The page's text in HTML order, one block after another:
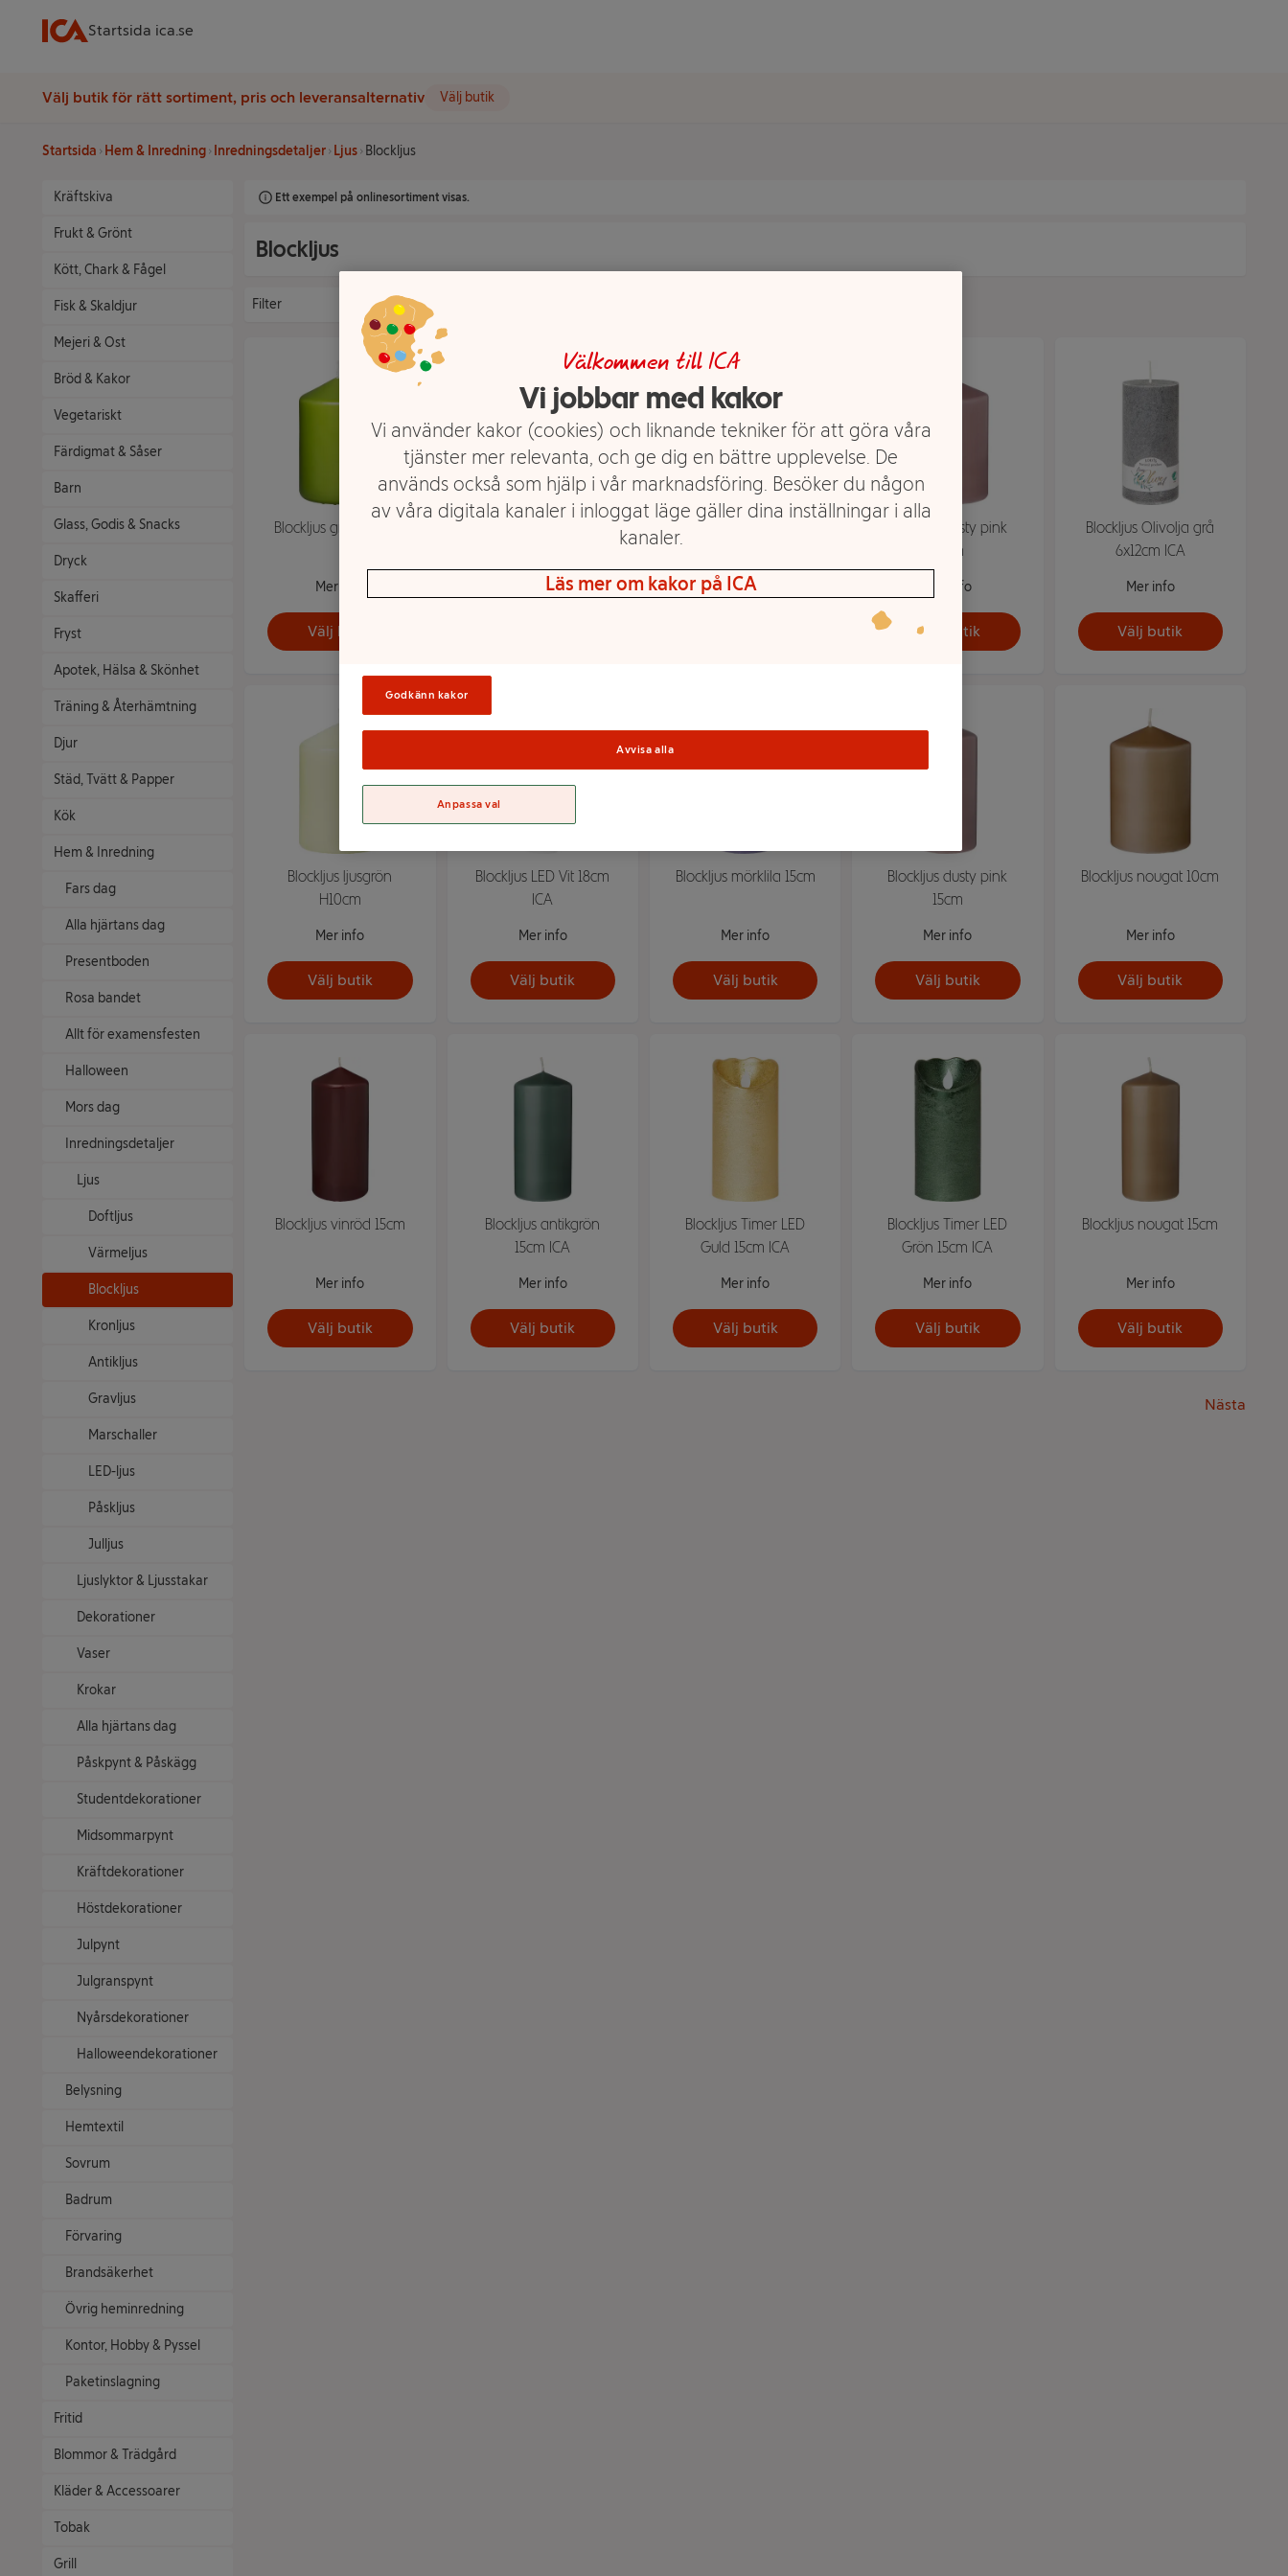
Startsida ica.se
Välj butik för rätt sortiment, pris och leveransalternativ Välj butik
Startsida Hem & Inredning Inredningsdetaljer Ljus Blockljus
Kräftskiva
Frukt & Grönt
Kött, Chark & Fågel
Fisk & Skaldjur
Mejeri & Ost
Bröd & Kakor
Vegetariskt
Färdigmat & Såser
Barn
Glass, Godis & Snacks
Dryck
Skafferi
Fryst
Apotek, Hälsa & Skönhet
Träning & Återhämtning
Djur
Städ, Tvätt & Papper
Kök
Hem & Inredning
Fars dag
Alla hjärtans dag
Presentboden
Rosa bandet
Allt för examensfesten
Halloween
Mors dag
Inredningsdetaljer
Ljus
Doftljus
Värmeljus
Blockljus
Kronljus
Antikljus
Gravljus
Marschaller
LED-ljus
Påskljus
Julljus
Ljuslyktor & Ljusstakar
Dekorationer
Vaser
Krokar
Alla hjärtans dag
Påskpynt & Påskägg
Studentdekorationer
Midsommarpynt
Kräftdekorationer
Höstdekorationer
Julpynt
Julgranspynt
Nyårsdekorationer
Halloweendekorationer
Belysning
Hemtextil
Sovrum
Badrum
Förvaring
Brandsäkerhet
Övrig heminredning
Kontor, Hobby & Pyssel
Paketinslagning
Fritid
Blommor & Trädgård
Kläder & Accessoarer
Tobak
Grill
Ett exempel på onlinesortiment visas.
Blockljus
Filter
Blockljus grön H10cm
Mer info
Välj butik
Mer info Mer info
Blockljus dusty pink
10cm
Mer info
Välj butik
Blockljus Olivolja grå
6x12cm ICA
Mer info
Välj butik
Blockljus ljusgrön
H10cm
Mer info
Välj butik
Blockljus LED Vit 18cm
ICA
Mer info
Välj butik
Blockljus mörklila 15cm
Mer info
Välj butik
Blockljus dusty pink
15cm
Mer info
Välj butik
Blockljus nougat 10cm
Mer info
Välj butik
Blockljus vinröd 15cm
Mer info
Välj butik
Blockljus antikgrön
15cm ICA
Mer info
Välj butik
Blockljus Timer LED
Guld 15cm ICA
Mer info
Välj butik
Blockljus Timer LED
Grön 15cm ICA
Mer info
Välj butik
Blockljus nougat 15cm
Mer info
Välj butik
Nästa
Välkommen till ICA
Vi jobbar med kakor
Vi använder kakor (cookies) och liknande tekniker för att göra våra
tjänster mer relevanta, och ge dig en bättre upplevelse. De
används också som hjälp i vår marknadsföring. Besöker du någon
av våra digitala kanaler i inloggat läge gäller dina inställningar i alla
kanaler.
Läs mer om kakor på ICA
Godkänn kakor
Avvisa alla
Anpassa val